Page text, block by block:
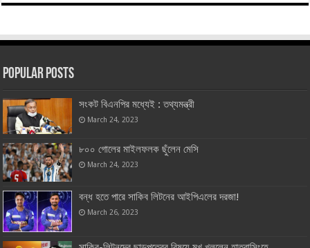
Popular Posts
সংকট বিএনপির মধ্যেই : তথ্যমন্ত্রী
March 24, 2023
৮০০ গোলের মাইলফলক ছুঁলেন মেসি
March 24, 2023
বন্ধ হতে পারে সাকিব লিটনের আইপিএলের দরজা!
March 26, 2023